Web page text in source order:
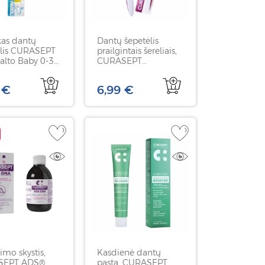
dantų
CURASEPT
Baby 0-3
€
Dantų šepetėlis
prailgintais šereliais,
CURASEPT
teeth jautrių dantų
valymui, 1 vnt
6,99 €
skystis,
ADS®
Kasdienė dantų
pasta, CURASEPT